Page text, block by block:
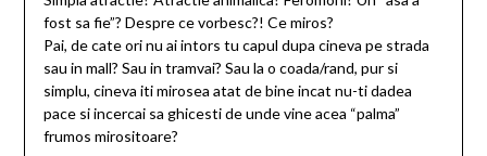
fost sa fie”? Despre ce vorbesc?! Ce miros?
Pai, de cate ori nu ai intors tu capul dupa cineva pe strada
sau in mall? Sau in tramvai? Sau la o coada/rand, pur si
simplu, cineva iti mirosea atat de bine incat nu-ti dadea
pace si incercai sa ghicesti de unde vine acea “palma”
frumos mirositoare?